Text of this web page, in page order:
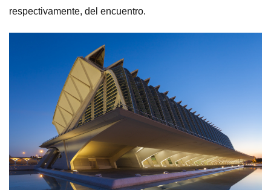
respectivamente, del encuentro.